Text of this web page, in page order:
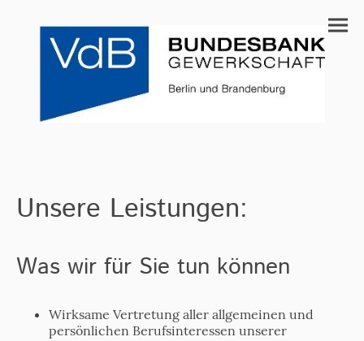
Unsere Leistungen:
Was wir für Sie tun können
Wirksame Vertretung aller allgemeinen und
persönlichen Berufsinteressen unserer